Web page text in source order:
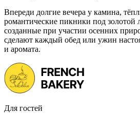
Впереди долгие вечера у камина,
романтические пикники под золотой
созданные при участии осенних
сделают каждый обед или ужин
и аромата.
Для гостей